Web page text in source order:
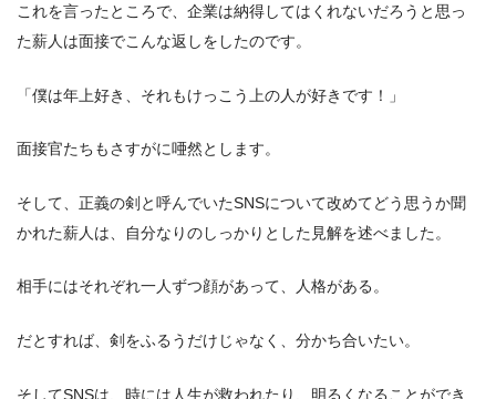
これを言ったところで、企業は納得してはくれないだろうと思っ
た薪人は面接でこんな返しをしたのです。
「僕は年上好き、それもけっこう上の人が好きです！」
面接官たちもさすがに唖然とします。
そして、正義の剣と呼んでいたSNSについて改めてどう思うか聞
かれた薪人は、自分なりのしっかりとした見解を述べました。
相手にはそれぞれ一人ずつ顔があって、人格がある。
だとすれば、剣をふるうだけじゃなく、分かち合いたい。
そしてSNSは、時には人生が救われたり、明るくなることができ